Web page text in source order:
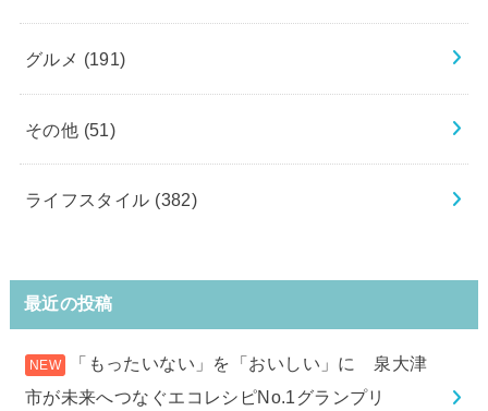
グルメ (191)
その他 (51)
ライフスタイル (382)
最近の投稿
「もったいない」を「おいしい」に 泉大津
市が未来へつなぐエコレシピNo.1グランプリ